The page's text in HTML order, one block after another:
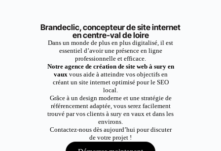
Brandeclic, concepteur de site internet
en centre-val de loire
Dans un monde de plus en plus digitalisé, il est
essentiel d’avoir une présence en ligne
professionnelle et efficace.
Notre agence de création de site web à sury en
vauxvous aide à atteindre vos objectifs en
créant un site internet optimisé pour le SEO
local.
Grâce à un design moderne et une stratégie de
référencement adaptée, vous serez facilement
trouvé par vos clients à sury en vaux et dans les
environs.
Contactez-nous dès aujourd’hui pour discuter
de votre projet !